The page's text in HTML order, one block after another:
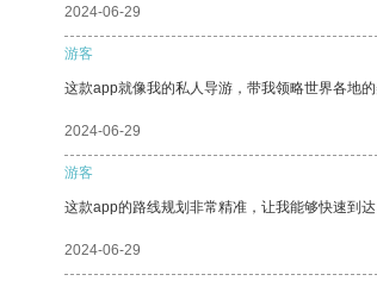
2024-06-29
游客
这款app就像我的私人导游，带我领略世界各地的
2024-06-29
游客
这款app的路线规划非常精准，让我能够快速到达
2024-06-29